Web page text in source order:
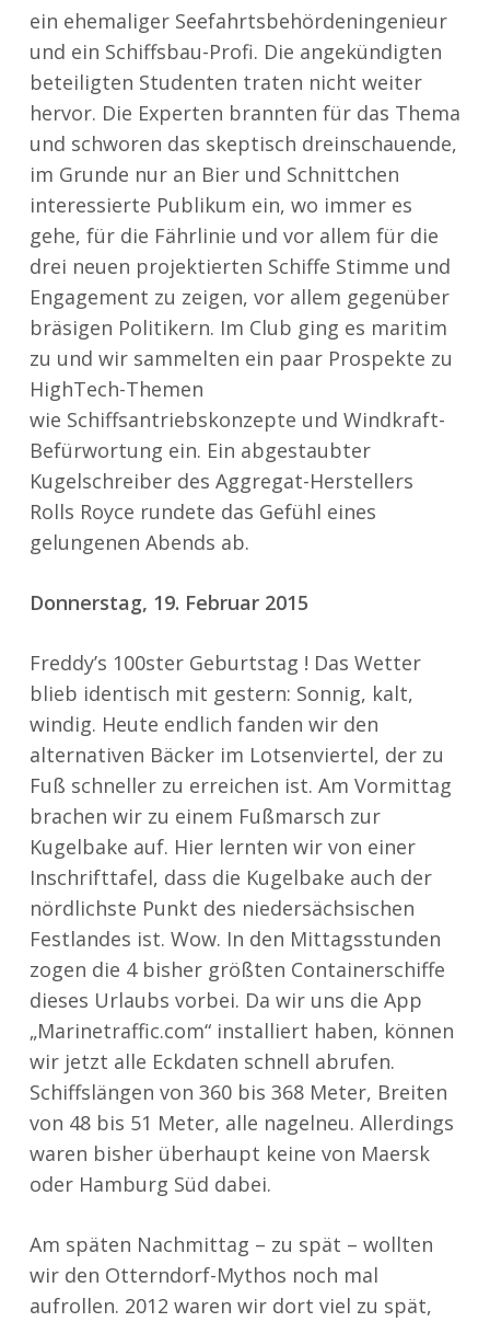
ein ehemaliger Seefahrtsbehördeningenieur
und ein Schiffsbau-Profi. Die angekündigten
beteiligten Studenten traten nicht weiter
hervor. Die Experten brannten für das Thema
und schworen das skeptisch dreinschauende,
im Grunde nur an Bier und Schnittchen
interessierte Publikum ein, wo immer es
gehe, für die Fährlinie und vor allem für die
drei neuen projektierten Schiffe Stimme und
Engagement zu zeigen, vor allem gegenüber
bräsigen Politikern. Im Club ging es maritim
zu und wir sammelten ein paar Prospekte zu
HighTech-Themen
wie Schiffsantriebskonzepte und Windkraft-
Befürwortung ein. Ein abgestaubter
Kugelschreiber des Aggregat-Herstellers
Rolls Royce rundete das Gefühl eines
gelungenen Abends ab.
Donnerstag, 19. Februar 2015
Freddy’s 100ster Geburtstag ! Das Wetter
blieb identisch mit gestern: Sonnig, kalt,
windig. Heute endlich fanden wir den
alternativen Bäcker im Lotsenviertel, der zu
Fuß schneller zu erreichen ist. Am Vormittag
brachen wir zu einem Fußmarsch zur
Kugelbake auf. Hier lernten wir von einer
Inschrifttafel, dass die Kugelbake auch der
nördlichste Punkt des niedersächsischen
Festlandes ist. Wow. In den Mittagsstunden
zogen die 4 bisher größten Containerschiffe
dieses Urlaubs vorbei. Da wir uns die App
„Marinetraffic.com“ installiert haben, können
wir jetzt alle Eckdaten schnell abrufen.
Schiffslängen von 360 bis 368 Meter, Breiten
von 48 bis 51 Meter, alle nagelneu. Allerdings
waren bisher überhaupt keine von Maersk
oder Hamburg Süd dabei.
Am späten Nachmittag – zu spät – wollten
wir den Otterndorf-Mythos noch mal
aufrollen. 2012 waren wir dort viel zu spät,